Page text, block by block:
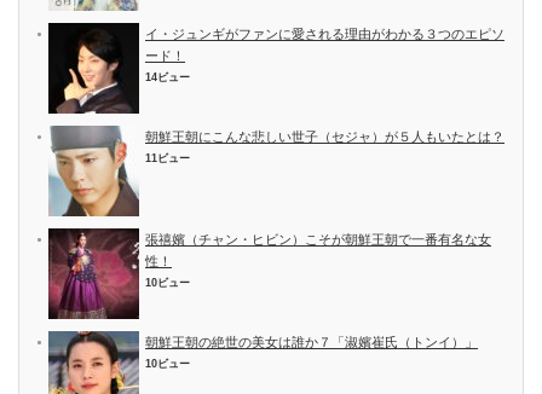
イ・ジュンギがファンに愛される理由がわかる３つのエピソ
ード！
14ビュー
朝鮮王朝にこんな悲しい世子（セジャ）が５人もいたとは？
11ビュー
張禧嬪（チャン・ヒビン）こそが朝鮮王朝で一番有名な女
性！
10ビュー
朝鮮王朝の絶世の美女は誰か７「淑嬪崔氏（トンイ）」
10ビュー